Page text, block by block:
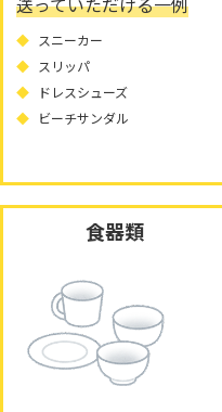
スニーカー
スリッパ
ドレスシューズ
ビーチサンダル
食器類